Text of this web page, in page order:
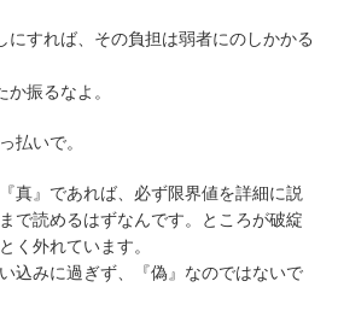
にすれば、その負担は弱者にのしかかる
振るなよ。
払いで。
真』であれば、必ず限界値を詳細に説
で読めるはずなんです。ところが破綻
く外れています。
込みに過ぎず、『偽』なのではないで